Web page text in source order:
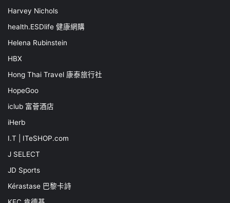
Harvey Nichols
health.ESDlife 健康網購
Helena Rubinstein
HBX
Hong Thai Travel 康泰旅行社
HopeGoo
iclub 富薈酒店
iHerb
I.T | ITeSHOP.com
J SELECT
JD Sports
Kérastase 巴黎卡詩